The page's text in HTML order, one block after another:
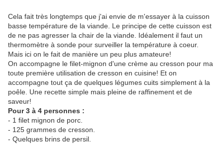
Cela fait très longtemps que j'ai envie de m'essayer à la cuisson
basse température de la viande. Le principe de cette cuisson est
de ne pas agresser la chair de la viande. Idéalement il faut un
thermomètre à sonde pour surveiller la température à coeur.
Mais ici on le fait de manière un peu plus amateure!
On accompagne le filet-mignon d'une crème au cresson pour ma
toute première utilisation de cresson en cuisine! Et on
accompagne tout ça de quelques légumes cuits simplement à la
poêle. Une recette simple mais pleine de raffinement et de
saveur!
Pour 3 à 4 personnes :
- 1 filet mignon de porc.
- 125 grammes de cresson.
- Quelques brins de persil.